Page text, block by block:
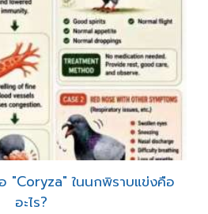
"Coryza" ในนกพิราบแข่งคือ
อะไร?